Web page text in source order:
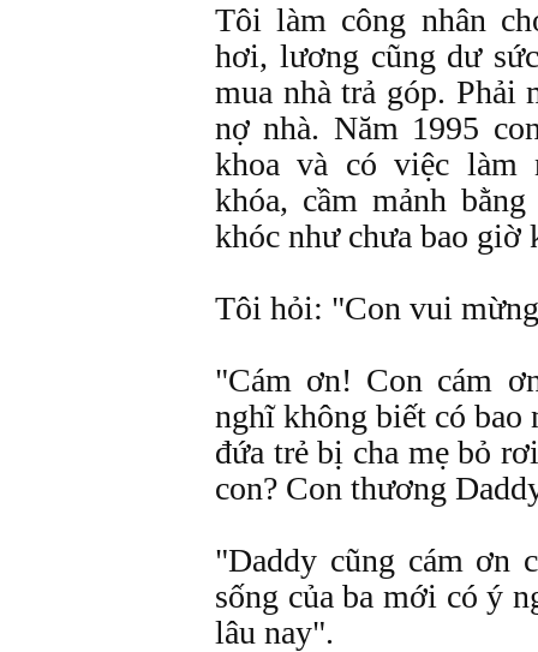
Tôi làm công nhân
hơi, lương cũng dư
mua nhà trả góp. Phải
nợ nhà. Năm 1995
khoa và có việc làm
khóa, cầm mảnh
khóc như chưa bao giờ
Tôi hỏi: "Con vui
"Cám ơn! Con cám
nghĩ không biết có bao
đứa trẻ bị cha mẹ bỏ
con? Con thương
"Daddy cũng cám ơn
sống của ba mới có ý
lâu nay".